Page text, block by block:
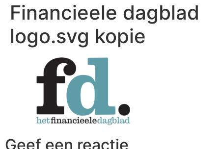
Financieele dagblad
logo.svg kopie
Geef een reactie